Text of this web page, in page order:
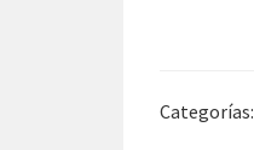
Categorías: